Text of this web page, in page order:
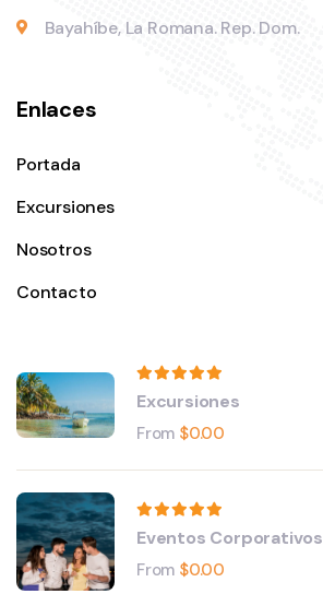
Bayahíbe, La Romana. Rep. Dom.
Enlaces
Portada
Excursiones
Nosotros
Contacto
Excursiones
From $0.00
Eventos Corporativos
From $0.00